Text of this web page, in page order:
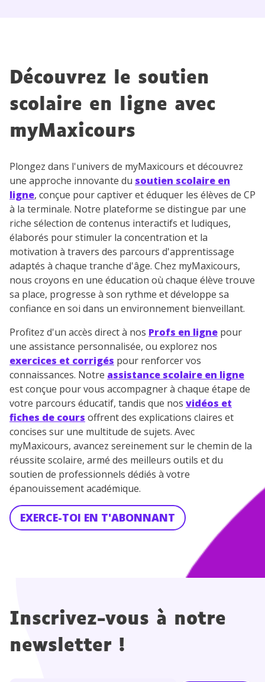
Découvrez le soutien
scolaire en ligne avec
myMaxicours
Plongez dans l'univers de myMaxicours et découvrez
une approche innovante du soutien scolaire en
ligne, conçue pour captiver et éduquer les élèves de CP
à la terminale. Notre plateforme se distingue par une
riche sélection de contenus interactifs et ludiques,
élaborés pour stimuler la concentration et la
motivation à travers des parcours d'apprentissage
adaptés à chaque tranche d'âge. Chez myMaxicours,
nous croyons en une éducation où chaque élève trouve
sa place, progresse à son rythme et développe sa
confiance en soi dans un environnement bienveillant.
Profitez d'un accès direct à nos Profs en ligne pour
une assistance personnalisée, ou explorez nos
exercices et corrigés pour renforcer vos
connaissances. Notre assistance scolaire en ligne
est conçue pour vous accompagner à chaque étape de
votre parcours éducatif, tandis que nos vidéos et
fiches de cours offrent des explications claires et
concises sur une multitude de sujets. Avec
myMaxicours, avancez sereinement sur le chemin de la
réussite scolaire, armé des meilleurs outils et du
soutien de professionnels dédiés à votre
épanouissement académique.
EXERCE-TOI EN T'ABONNANT
Inscrivez-vous à notre
newsletter !